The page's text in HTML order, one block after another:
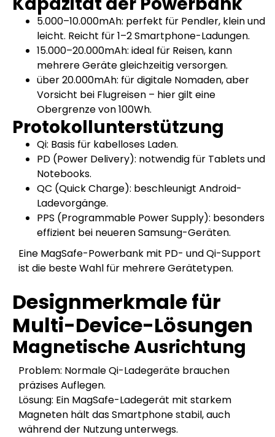
5.000–10.000mAh: perfekt für Pendler, klein und
leicht. Reicht für 1–2 Smartphone-Ladungen.
15.000–20.000mAh: ideal für Reisen, kann
mehrere Geräte gleichzeitig versorgen.
über 20.000mAh: für digitale Nomaden, aber
Vorsicht bei Flugreisen – hier gilt eine
Obergrenze von 100Wh.
Protokollunterstützung
Qi: Basis für kabelloses Laden.
PD (Power Delivery): notwendig für Tablets und
Notebooks.
QC (Quick Charge): beschleunigt Android-
Ladevorgänge.
PPS (Programmable Power Supply): besonders
effizient bei neueren Samsung-Geräten.
Eine MagSafe-Powerbank mit PD- und Qi-Support
ist die beste Wahl für mehrere Gerätetypen.
Designmerkmale für
Multi-Device-Lösungen
Magnetische Ausrichtung
Problem: Normale Qi-Ladegeräte brauchen
präzises Auflegen.
Lösung: Ein MagSafe-Ladegerät mit starkem
Magneten hält das Smartphone stabil, auch
während der Nutzung unterwegs.